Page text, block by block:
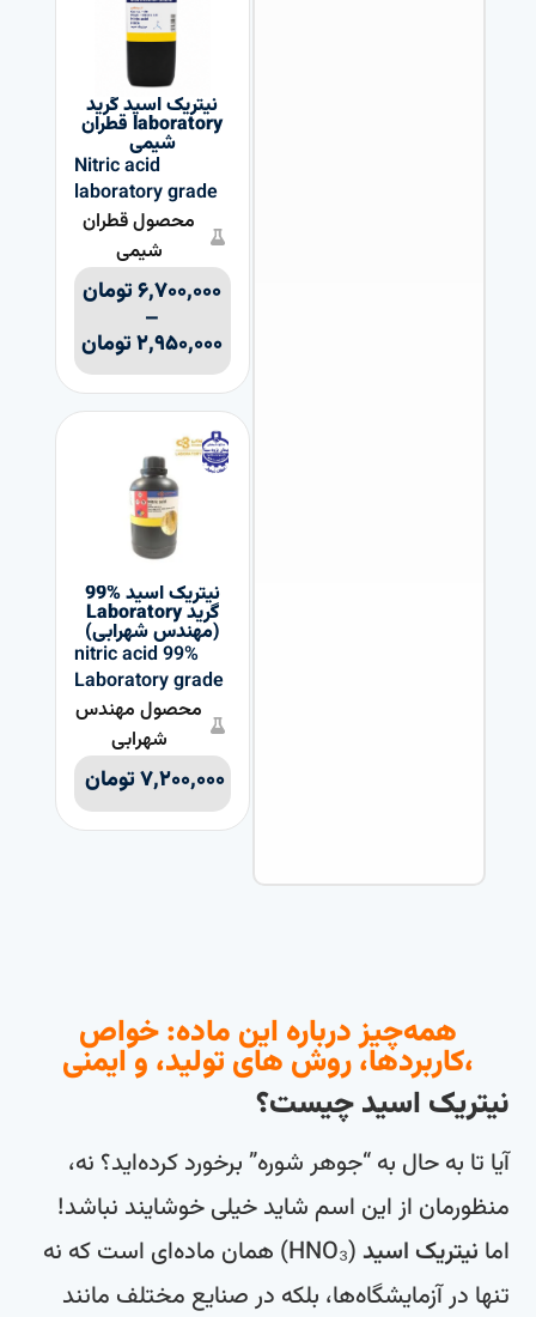
نیتریک اسيد گرید
laboratory قطران
شیمی
Nitric acid
laboratory grade
محصول قطران
شیمی
۶,۷۰۰,۰۰۰تومان
۲,۹۵۰,۰۰۰تومان
نیتریک اسید %99
گرید Laboratory
(مهندس شهرابی)
nitric acid 99%
Laboratory grade
محصول مهندس
شهرابی
۷,۲۰۰,۰۰۰تومان
همه‌چیز درباره این ماده: خواص
،کاربردها، روش های تولید، و ایمنی
نیتریک اسید چیست؟
آیا تا به حال به “جوهر شوره” برخورد کرده‌اید؟ نه،
منظورمان از این اسم شاید خیلی خوشایند نباشد!
امانیتریک اسید
(HNO₃) همان ماده‌ای است که نه
تنها در آزمایشگاه‌ها، بلکه در صنایع مختلف مانند